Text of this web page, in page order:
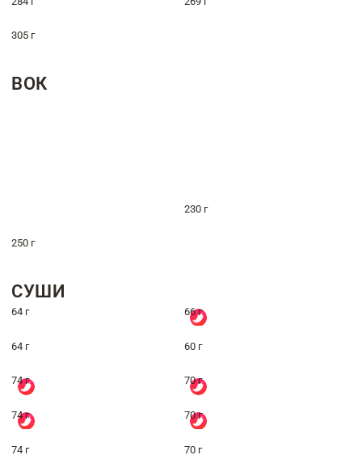
305 г
ВОК
230 г
250 г
СУШИ
64 г 66 г
64 г 60 г
74 г 70 г
74 г 70 г
74 г 70 г